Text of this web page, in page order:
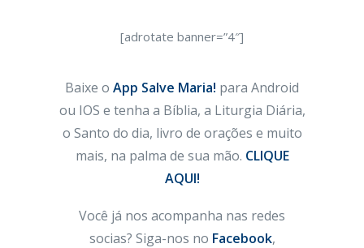
[adrotate banner=”4″]
Baixe o App Salve Maria! para Android
ou IOS e tenha a Bíblia, a Liturgia Diária,
o Santo do dia, livro de orações e muito
mais, na palma de sua mão. CLIQUE
AQUI!
Você já nos acompanha nas redes
socias? Siga-nos no Facebook,